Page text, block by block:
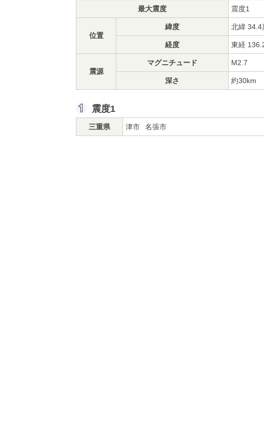
最大震度 震度1
位置
緯度 北緯 34.4
経度 東経
震源
マグニチュード M2.7
深さ 約30km
震度1
三重県 津市 名張市